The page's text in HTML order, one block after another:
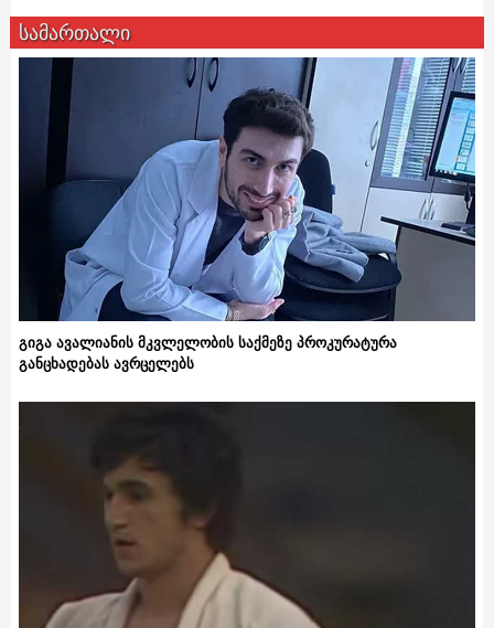
სამართალი
გიგა ავალიანის მკვლელობის საქმეზე პროკურატურა
განცხადებას ავრცელებს